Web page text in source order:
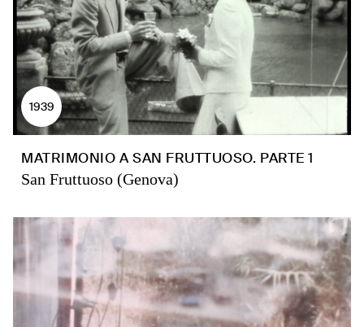
1939
MATRIMONIO A SAN FRUTTUOSO. PARTE 1
San Fruttuoso (Genova)